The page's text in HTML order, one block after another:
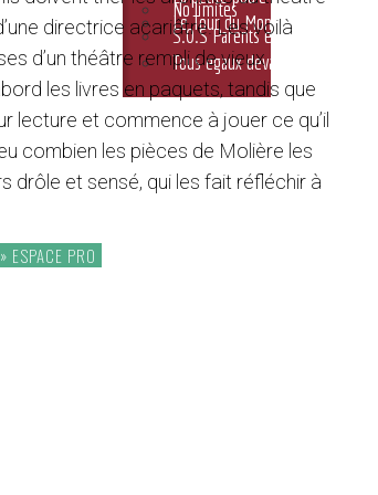
Le Tour du Monde en 60 minutes
No limites
S.O.S Parents en stress
Tous egaux devant les différences
directrice acariâtre. Les voilà
d’un théâtre rempli de vieux
les livres en paquets, tandis que
lecture et commence à jouer ce qu’il
combien les pièces de Molière les
drôle et sensé, qui les fait réfléchir à
ESPACE PRO